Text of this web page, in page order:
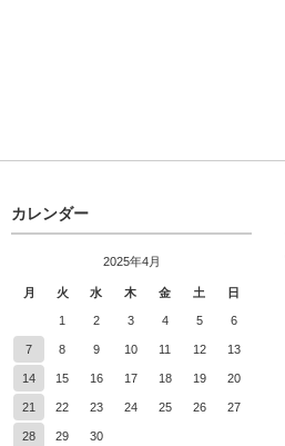
カレンダー
2025年4月
月 火 水 木 金 土 日
1 2 3 4 5 6
7 8 9 10 11 12 13
14 15 16 17 18 19 20
21 22 23 24 25 26 27
28 29 30